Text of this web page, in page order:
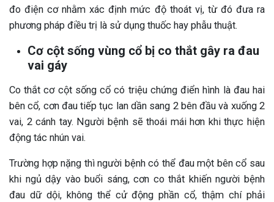
đo điện cơ nhằm xác định mức độ thoát vị, từ đó đưa ra
phương pháp điều trị là sử dụng thuốc hay phẫu thuật.
Cơ cột sống vùng cổ bị co thắt gây ra đau
vai gáy
Co thắt cơ cột sống cổ có triệu chứng điển hình là đau hai
bên cổ, cơn đau tiếp tục lan dần sang 2 bên đầu và xuống 2
vai, 2 cánh tay. Người bệnh sẽ thoái mái hơn khi thực hiện
động tác nhún vai.
Trường hợp nặng thì người bệnh có thể đau một bên cổ sau
khi ngủ dậy vào buổi sáng, cơn co thắt khiến người bệnh
đau dữ dội, không thể cử động phần cổ, thậm chí phải